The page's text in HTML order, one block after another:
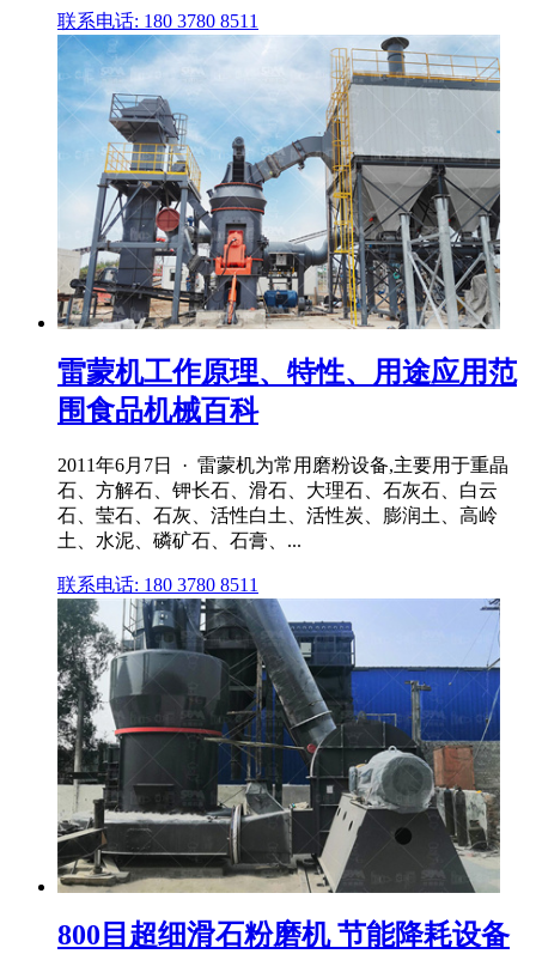
联系电话: 180 3780 8511
雷蒙机工作原理、特性、用途应用范
围食品机械百科
2011年6月7日 · 雷蒙机为常用磨粉设备,主要用于重晶
石、方解石、钾长石、滑石、大理石、石灰石、白云
石、莹石、石灰、活性白土、活性炭、膨润土、高岭
土、水泥、磷矿石、石膏、...
联系电话: 180 3780 8511
800目超细滑石粉磨机 节能降耗设备